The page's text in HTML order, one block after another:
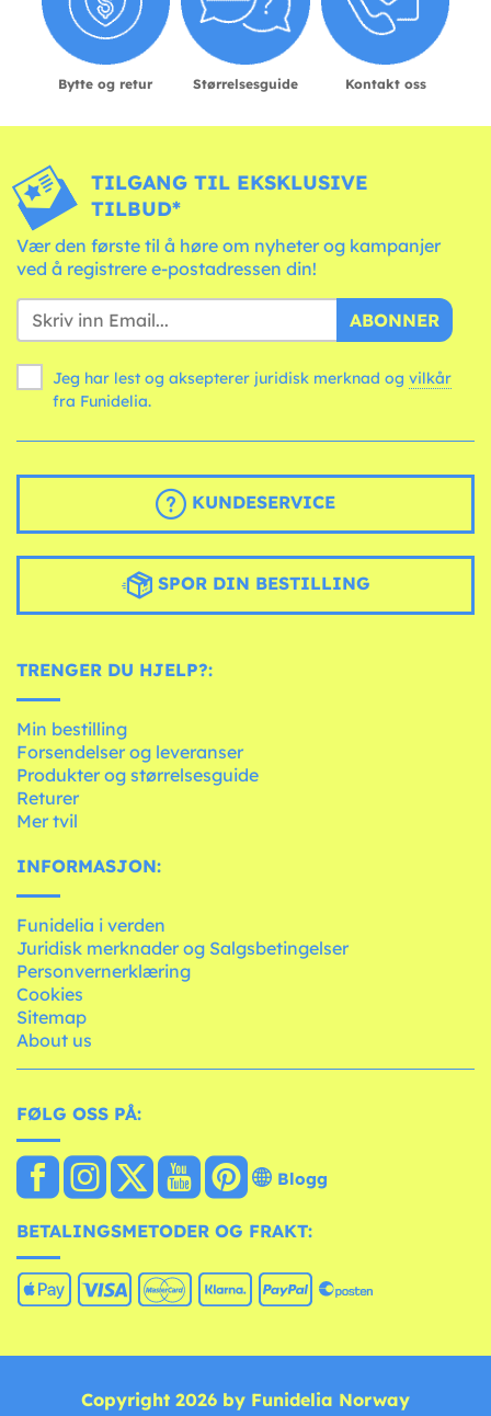
Bytte og retur Størrelsesguide Kontakt oss
TILGANG TIL EKSKLUSIVE
TILBUD*
Vær den første til å høre om nyheter og kampanjer
ved å registrere e-postadressen din!
ABONNER
Jeg har lest og aksepterer juridisk merknad og vilkår
fra Funidelia.
KUNDESERVICE
SPOR DIN BESTILLING
TRENGER DU HJELP?:
Min bestilling
Forsendelser og leveranser
Produkter og størrelsesguide
Returer
Mer tvil
INFORMASJON:
Funidelia i verden
Juridisk merknader og Salgsbetingelser
Personvernerklæring
Cookies
Sitemap
About us
FØLG OSS PÅ:
Blogg
BETALINGSMETODER OG FRAKT:
Copyright 2026 by Funidelia Norway